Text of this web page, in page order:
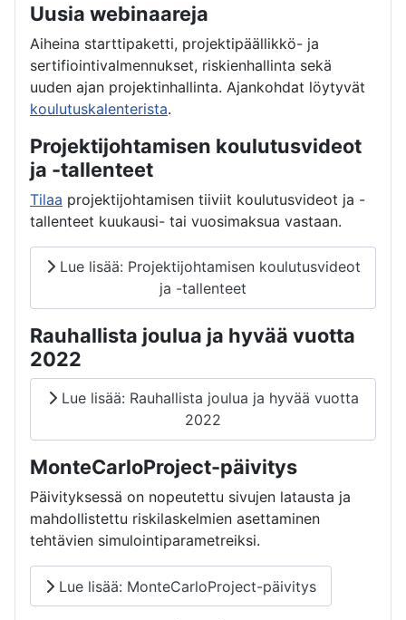
Uusia webinaareja
Aiheina starttipaketti, projektipäällikkö- ja
sertifiointivalmennukset, riskienhallinta sekä
uuden ajan projektinhallinta. Ajankohdat löytyvät
koulutuskalenterista.
Projektijohtamisen koulutusvideot
ja -tallenteet
Tilaa projektijohtamisen tiiviit koulutusvideot ja -
tallenteet kuukausi- tai vuosimaksua vastaan.
Lue lisää: Projektijohtamisen koulutusvideot
ja -tallenteet
Rauhallista joulua ja hyvää vuotta
2022
Lue lisää: Rauhallista joulua ja hyvää vuotta
2022
MonteCarloProject-päivitys
Päivityksessä on nopeutettu sivujen latausta ja
mahdollistettu riskilaskelmien asettaminen
tehtävien simulointiparametreiksi.
Lue lisää: MonteCarloProject-päivitys